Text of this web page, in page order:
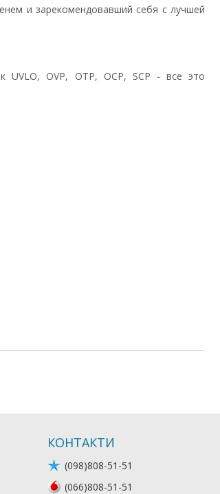
и зарекомендовавший себя с лучшей
UVLO, OVP, OTP, OCP, SCP - все это
КОНТАКТИ
(098)808-51-51
(066)808-51-51